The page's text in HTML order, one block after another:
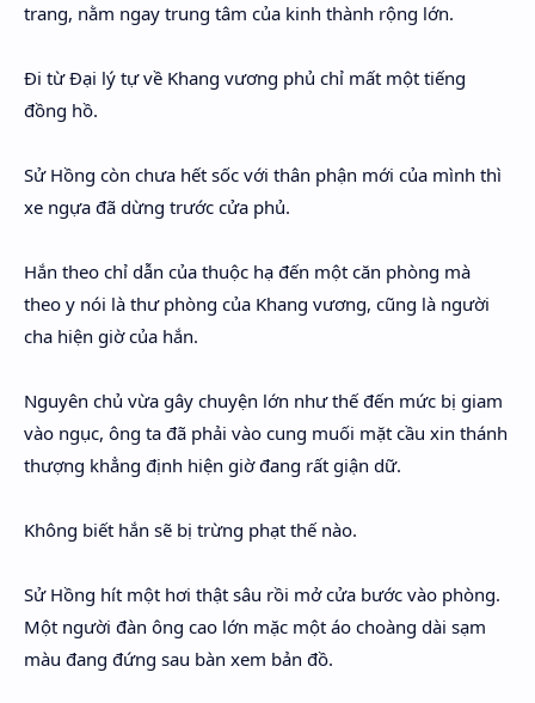
trang, nằm ngay trung tâm của kinh thành rộng lớn.
Đi từ Đại lý tự về Khang vương phủ chỉ mất một tiếng
đồng hồ.
Sử Hồng còn chưa hết sốc với thân phận mới của mình thì
xe ngựa đã dừng trước cửa phủ.
Hắn theo chỉ dẫn của thuộc hạ đến một căn phòng mà
theo y nói là thư phòng của Khang vương, cũng là người
cha hiện giờ của hắn.
Nguyên chủ vừa gây chuyện lớn như thế đến mức bị giam
vào ngục, ông ta đã phải vào cung muối mặt cầu xin thánh
thượng khẳng định hiện giờ đang rất giận dữ.
Không biết hắn sẽ bị trừng phạt thế nào.
Sử Hồng hít một hơi thật sâu rồi mở cửa bước vào phòng.
Một người đàn ông cao lớn mặc một áo choàng dài sạm
màu đang đứng sau bàn xem bản đồ.